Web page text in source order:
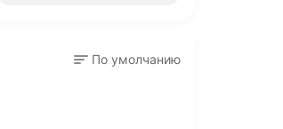
По умолчанию